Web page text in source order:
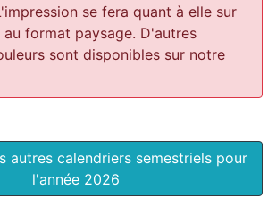
se fera quant à elle sur
format paysage. D'autres
sont disponibles sur notre
autres calendriers semestriels pour
l'année 2026